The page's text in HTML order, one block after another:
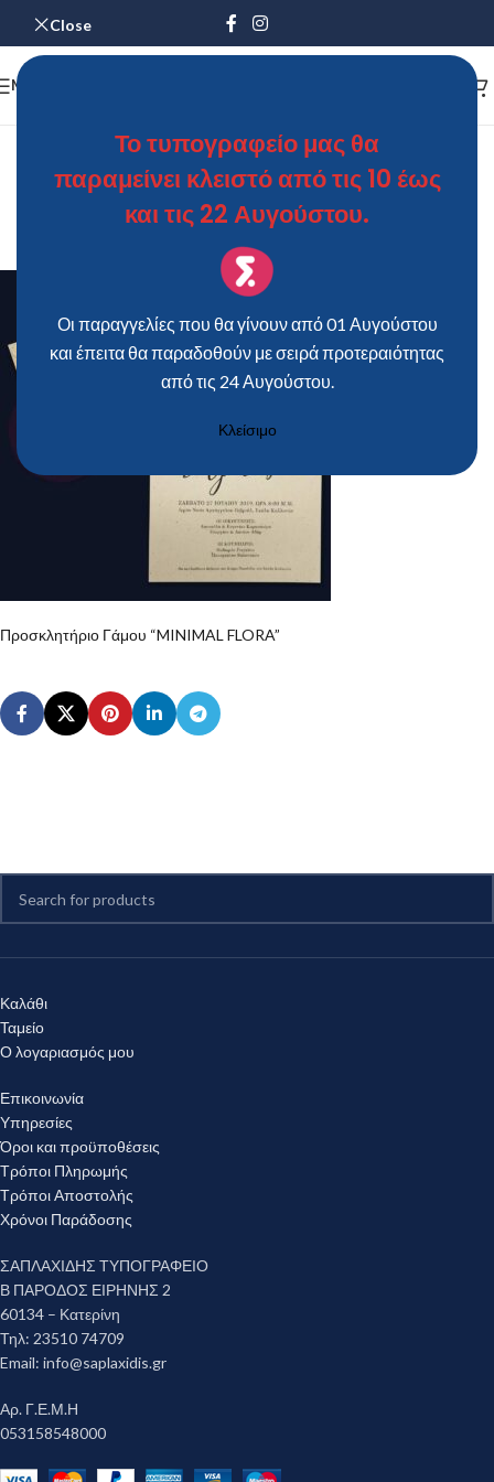
Close
Το τυπογραφείο μας θα
παραμείνει κλειστό από τις 10 έως
και τις 22 Αυγούστου.
Οι παραγγελίες που θα γίνουν από 01 Αυγούστου
και έπειτα θα παραδοθούν με σειρά προτεραιότητας
από τις 24 Αυγούστου.
Κλείσιμο
MENU
Προσκλητήριο Γάμου “MINIMAL
FLORA”
ΘΩΜΑΣOn 25 Ιανουαρίου 2019
Προσκλητήριο Γάμου “MINIMAL FLORA”
Καλάθι
Ταμείο
Ο λογαριασμός μου
Επικοινωνία
Υπηρεσίες
Όροι και προϋποθέσεις
Τρόποι Πληρωμής
Τρόποι Αποστολής
Χρόνοι Παράδοσης
ΣΑΠΛΑΧΙΔΗΣ ΤΥΠΟΓΡΑΦΕΙΟ
Β ΠΑΡΟΔΟΣ ΕΙΡΗΝΗΣ 2
60134 – Κατερίνη
Τηλ: 23510 74709
Email: info@saplaxidis.gr
Αρ. Γ.Ε.Μ.Η
053158548000